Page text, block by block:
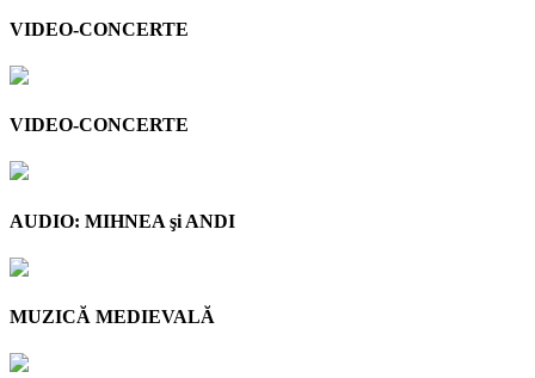
VIDEO-CONCERTE
VIDEO-CONCERTE
AUDIO: MIHNEA şi ANDI
MUZICĂ MEDIEVALĂ